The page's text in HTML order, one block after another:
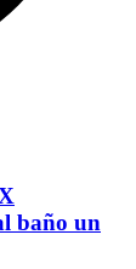
baño un